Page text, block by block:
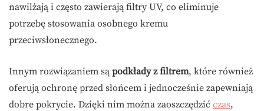
nawilżają i często zawierają filtry UV, co eliminuje
potrzebę stosowania osobnego kremu
przeciwsłonecznego.
Innym rozwiązaniem są podkłady z filtrem, które również
oferują ochronę przed słońcem i jednocześnie zapewniają
dobre pokrycie. Dzięki nim można zaoszczędzić czas,